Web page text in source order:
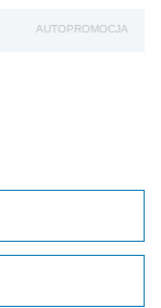
AUTOPROMOCJA